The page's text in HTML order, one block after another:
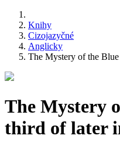
Knihy
Cizojazyčné
Anglicky
The Mystery of the
The Mystery
third of later